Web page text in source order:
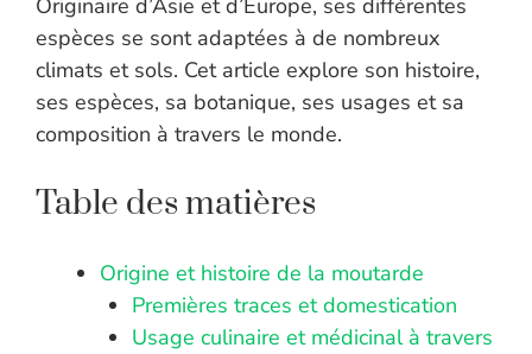
Originaire d’Asie et d’Europe, ses différentes
espèces se sont adaptées à de nombreux
climats et sols. Cet article explore son histoire,
ses espèces, sa botanique, ses usages et sa
composition à travers le monde.
Table des matières
Origine et histoire de la moutarde
Premières traces et domestication
Usage culinaire et médicinal à travers